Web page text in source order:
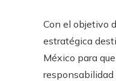
Con el objetivo
estratégica
México para
responsabilidad